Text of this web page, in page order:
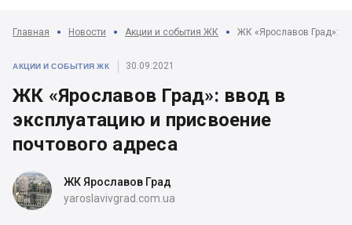
Главная Новости Акции и события ЖК
АКЦИИ И СОБЫТИЯ ЖК 30.09.2021
ЖК «Ярославов Град»: ввод в
эксплуатацию и присвоение
почтового адреса
ЖК Ярославов Град
yaroslavivgrad.com.ua